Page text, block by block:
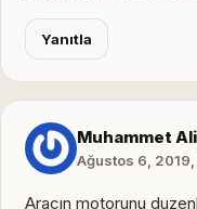
Yanıtla
Muhammet Ali
Ağustos 6, 2019,
Aracın motorunu